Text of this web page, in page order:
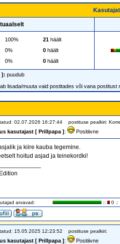
100% 21 häält
0% 0 häält
0% 0 häält
]: puudub
lisada/muuta vaid postitades või vana postitust
02.07.2026 16:27:44 postituse pealkiri:
kasutajast [ Prillpapa ]: Positiivne
ja kiire kauba tegemine.
hoitud asjad ja teinekordki!
arvavad: :: 0 ::
15.05.2025 12:23:52 postituse pealkiri:
kasutajast [ Prillpapa ]: Positiivne